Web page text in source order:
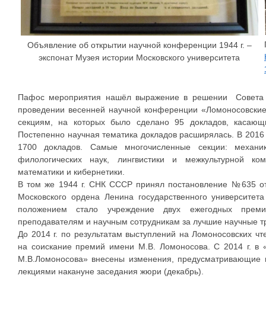
Объявление об открытии научной конференции 1944 г. –
экспонат Музея истории Московского университета
Пафос мероприятия нашёл выражение в решении
проведении весенней научной конференции
секциям, на которых было сделано 95 докладов,
Постепенно научная тематика докладов расширялась. В
1700 докладов. Самые многочисленные секции:
филологических наук, лингвистики и межкультурной
математики и кибернетики.
В том же 1944 г. СНК СССР принял постановление №635
Московского ордена Ленина государственного
положением стало учреждение двух ежегодных
преподавателям и научным сотрудникам за лучшие научные
До 2014 г. по результатам выступлений на Ломоносовских
на соискание премий имени М.В. Ломоносова. С 2014 г. в
М.В.Ломоносова» внесены изменения, предусматривающие
лекциями накануне заседания жюри (декабрь).